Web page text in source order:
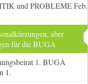
und PROBLEME Feb.
aber
für die BUGA
1. BUGA
1.